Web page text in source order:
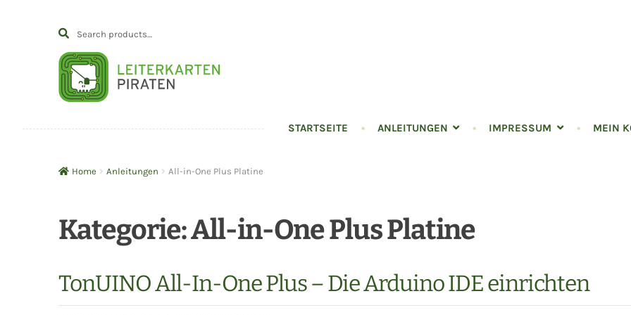
Search
for:
STARTSEITE ANLEITUNGEN IMPRESSUM MEIN
Home Anleitungen All-in-One Plus Platine
Kategorie:All-in-One Plus Platine
TonUINO All-In-One Plus – Die Arduino IDE einrichten